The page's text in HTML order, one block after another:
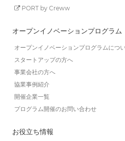
PORT by Creww
オープンイノベーションプログラム
オープンイノベーションプログラムにつ
スタートアップの方へ
事業会社の方へ
協業事例紹介
開催企業一覧
プログラム開催のお問い合わせ
お役立ち情報